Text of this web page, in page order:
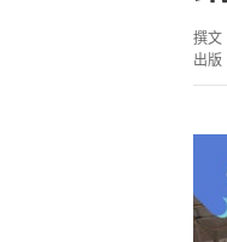
撰文
出版